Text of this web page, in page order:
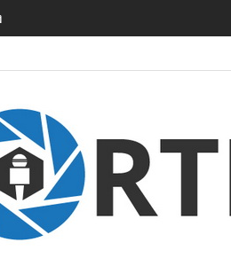
นรับอาชญากร’